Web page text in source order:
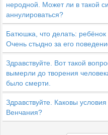
неродной. Может ли в такой
аннулироваться?
Батюшка, что делать:
Очень стыдно за его
Здравствуйте. Вот такой
вымерли до творения
было смерти.
Здравствуйте. Каковы
Венчания?